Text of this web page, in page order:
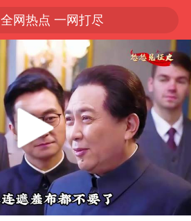
全网热点 一网打尽